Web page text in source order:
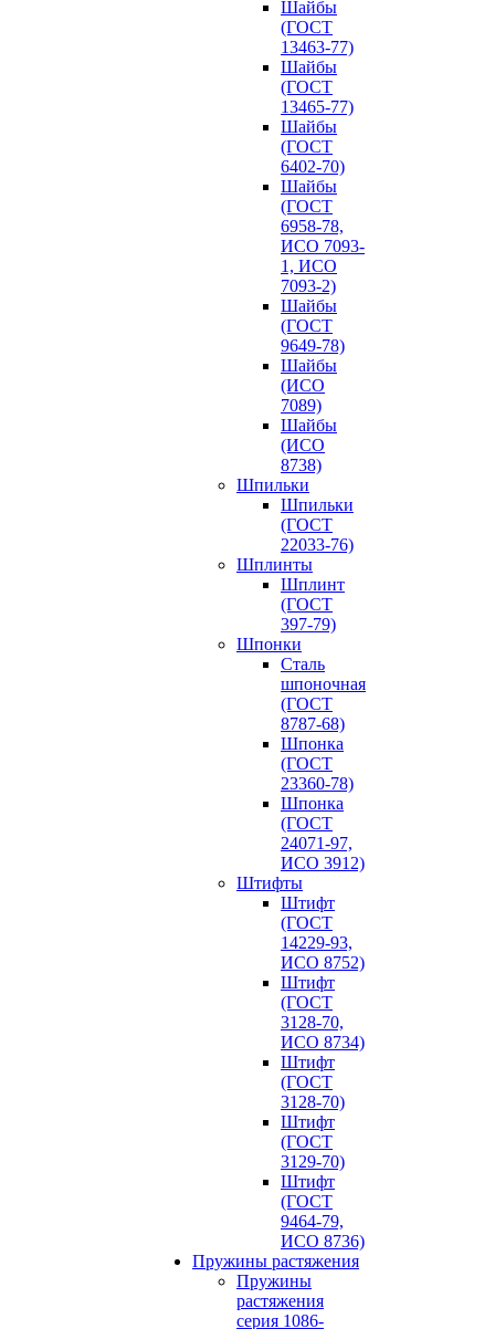
Шайбы
(ГОСТ
13463-77)
Шайбы
(ГОСТ
13465-77)
Шайбы
(ГОСТ
6402-70)
Шайбы
(ГОСТ
6958-78,
ИСО 7093-
1, ИСО
7093-2)
Шайбы
(ГОСТ
9649-78)
Шайбы
(ИСО
7089)
Шайбы
(ИСО
8738)
Шпильки
Шпильки
(ГОСТ
22033-76)
Шплинты
Шплинт
(ГОСТ
397-79)
Шпонки
Сталь
шпоночная
(ГОСТ
8787-68)
Шпонка
(ГОСТ
23360-78)
Шпонка
(ГОСТ
24071-97,
ИСО 3912)
Штифты
Штифт
(ГОСТ
14229-93,
ИСО 8752)
Штифт
(ГОСТ
3128-70,
ИСО 8734)
Штифт
(ГОСТ
3128-70)
Штифт
(ГОСТ
3129-70)
Штифт
(ГОСТ
9464-79,
ИСО 8736)
Пружины растяжения
Пружины
растяжения
серия 1086-